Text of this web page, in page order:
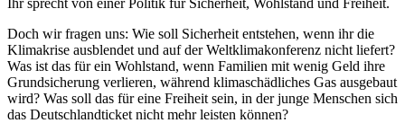
Doch wir fragen uns: Wie soll Sicherheit entstehen, wenn ihr die
Klimakrise ausblendet und auf der Weltklimakonferenz nicht liefert?
Was ist das für ein Wohlstand, wenn Familien mit wenig Geld ihre
Grundsicherung verlieren, während klimaschädliches Gas ausgebaut
wird? Was soll das für eine Freiheit sein, in der junge Menschen sich
das Deutschlandticket nicht mehr leisten können?